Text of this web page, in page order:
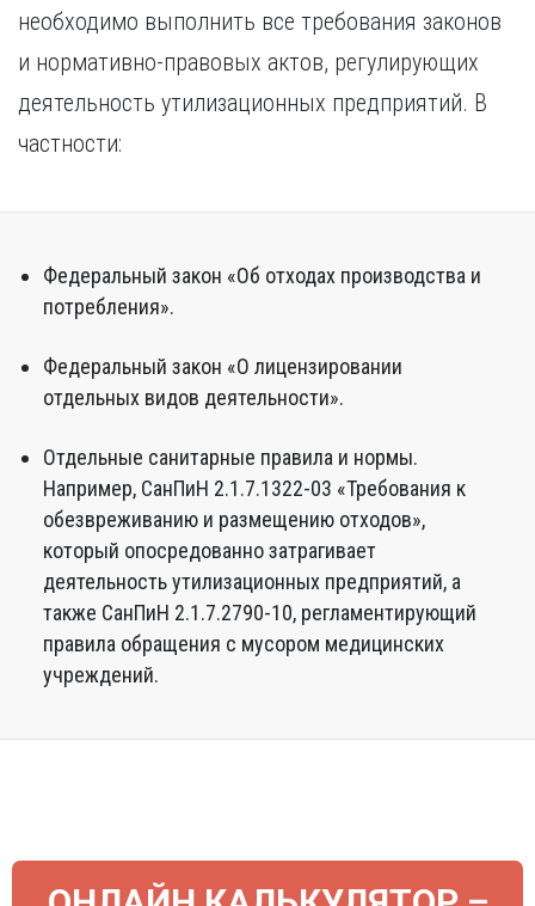
Мурманск
Набережные Челны
Нижний Новгород
Чита
Я
необходимо выполнить все требования законов
и нормативно-правовых актов, регулирующих
деятельность утилизационных предприятий. В
частности:
Федеральный закон «Об отходах производства и
потребления».
Федеральный закон «О лицензировании
отдельных видов деятельности».
Отдельные санитарные правила и нормы.
Например, СанПиН 2.1.7.1322-03 «Требования к
обезвреживанию и размещению отходов»,
который опосредованно затрагивает
деятельность утилизационных предприятий, а
также СанПиН 2.1.7.2790-10, регламентирующий
правила обращения с мусором медицинских
учреждений.